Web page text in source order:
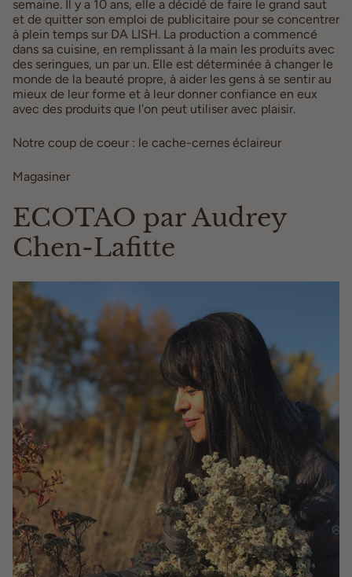
semaine. Il y a 10 ans, elle a décidé de faire le grand saut
et de quitter son emploi de publicitaire pour se concentrer
à plein temps sur DA LISH. La production a commencé
dans sa cuisine, en remplissant à la main les produits avec
des seringues, un par un. Elle est déterminée à changer le
monde de la beauté propre, à aider les gens à se sentir au
mieux de leur forme et à leur donner confiance en eux
avec des produits que l'on peut utiliser avec plaisir.
Notre coup de coeur : le cache-cernes éclaireur
Magasiner
ECOTAO par Audrey
Chen-Lafitte